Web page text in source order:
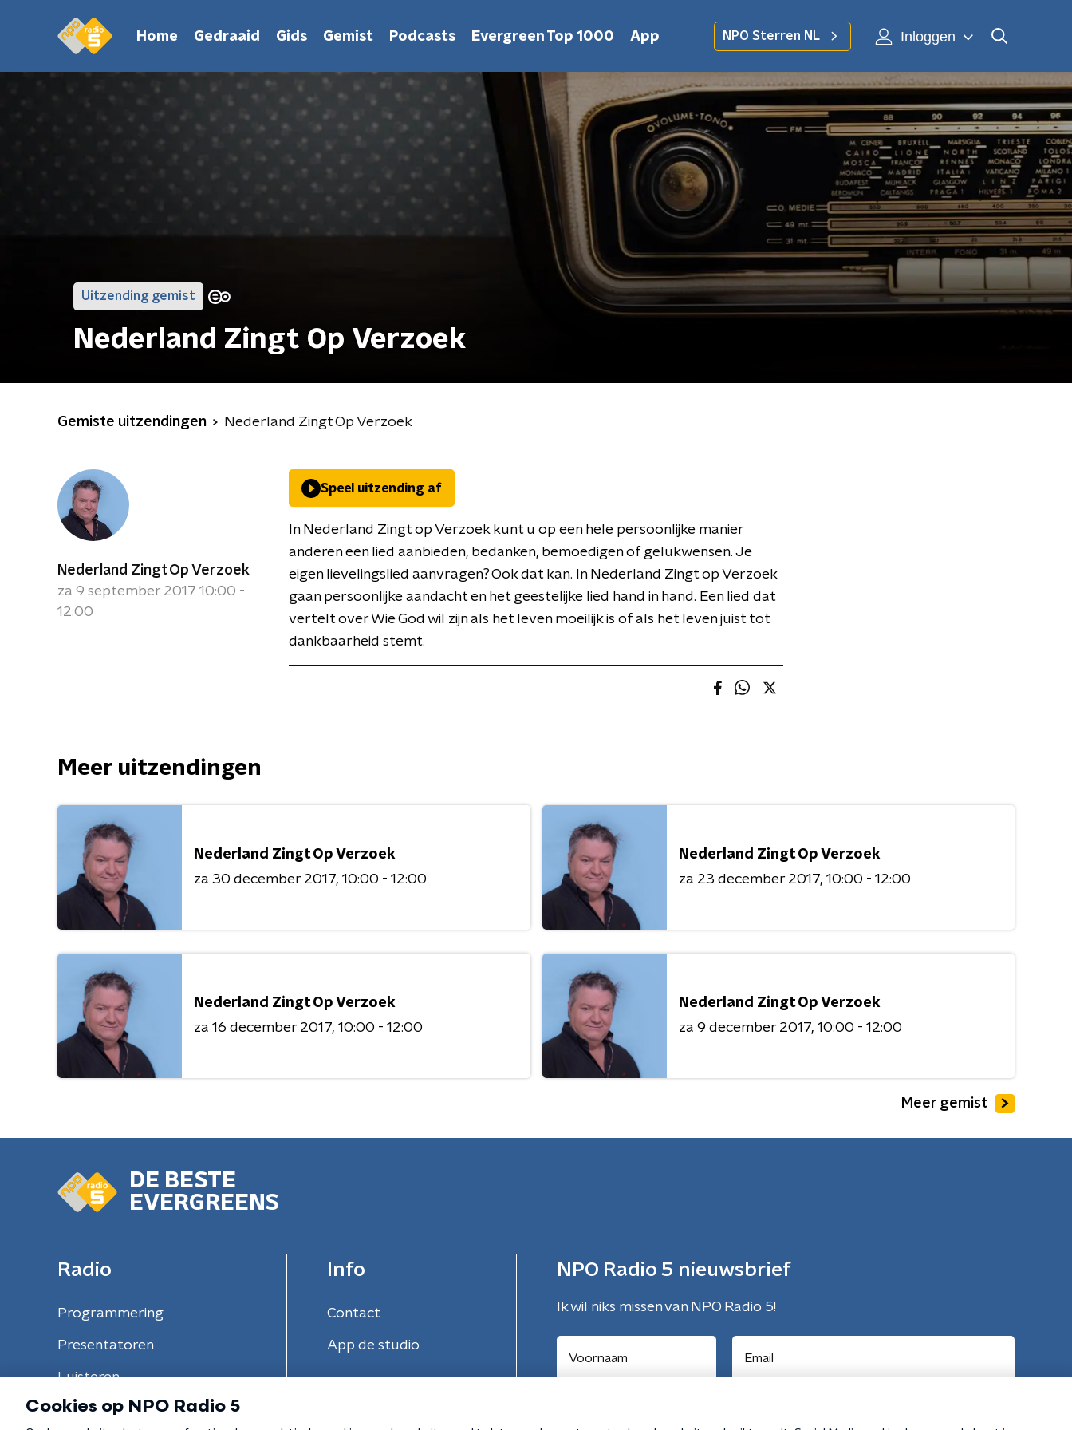
Home Gedraaid Gids Gemist Podcasts Evergreen Top 1000 App NPO Sterren NL Inloggen
Uitzending gemist
Nederland Zingt Op Verzoek
Gemiste uitzendingen Nederland Zingt Op Verzoek
Nederland Zingt Op Verzoek
za 9 september 2017 10:00 -
12:00
Speel uitzending af
In Nederland Zingt op Verzoek kunt u op een hele persoonlijke manier
anderen een lied aanbieden, bedanken, bemoedigen of gelukwensen. Je
eigen lievelingslied aanvragen? Ook dat kan. In Nederland Zingt op Verzoek
gaan persoonlijke aandacht en het geestelijke lied hand in hand. Een lied dat
vertelt over Wie God wil zijn als het leven moeilijk is of als het leven juist tot
dankbaarheid stemt.
Meer uitzendingen
Nederland Zingt Op Verzoek
za 30 december 2017 10:00 - 12:00
Nederland Zingt Op Verzoek
za 23 december 2017 10:00 - 12:00
Nederland Zingt Op Verzoek
za 16 december 2017 10:00 - 12:00
Nederland Zingt Op Verzoek
za 9 december 2017 10:00 - 12:00
Meer gemist
DE BESTE
EVERGREENS
Radio
Programmering
Presentatoren
Luisteren
Info
Contact
App de studio
NPO Radio 5 nieuwsbrief
Ik wil niks missen van NPO Radio 5!